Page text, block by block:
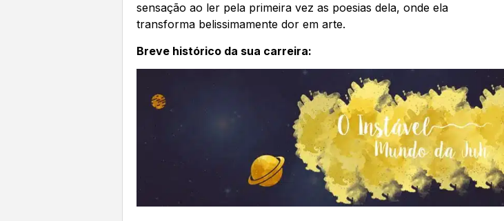
sensação ao ler pela primeira vez as poesias dela, onde ela
transforma belissimamente dor em arte.
Breve histórico da sua carreira: